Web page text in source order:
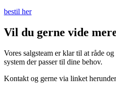
bestil her
Vil du gerne vide
Vores salgsteam er klar til at råde
system der passer til dine behov.
Kontakt og gerne via linket